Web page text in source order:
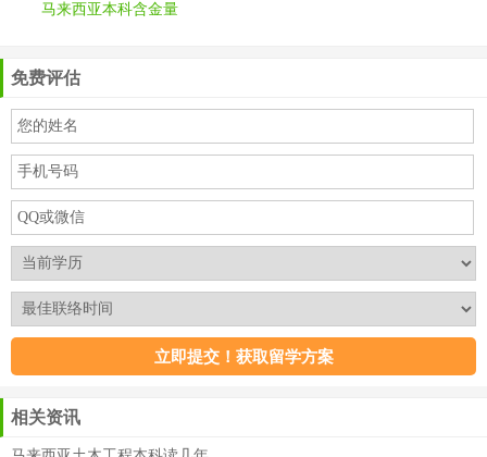
马来西亚本科含金量
免费评估
相关资讯